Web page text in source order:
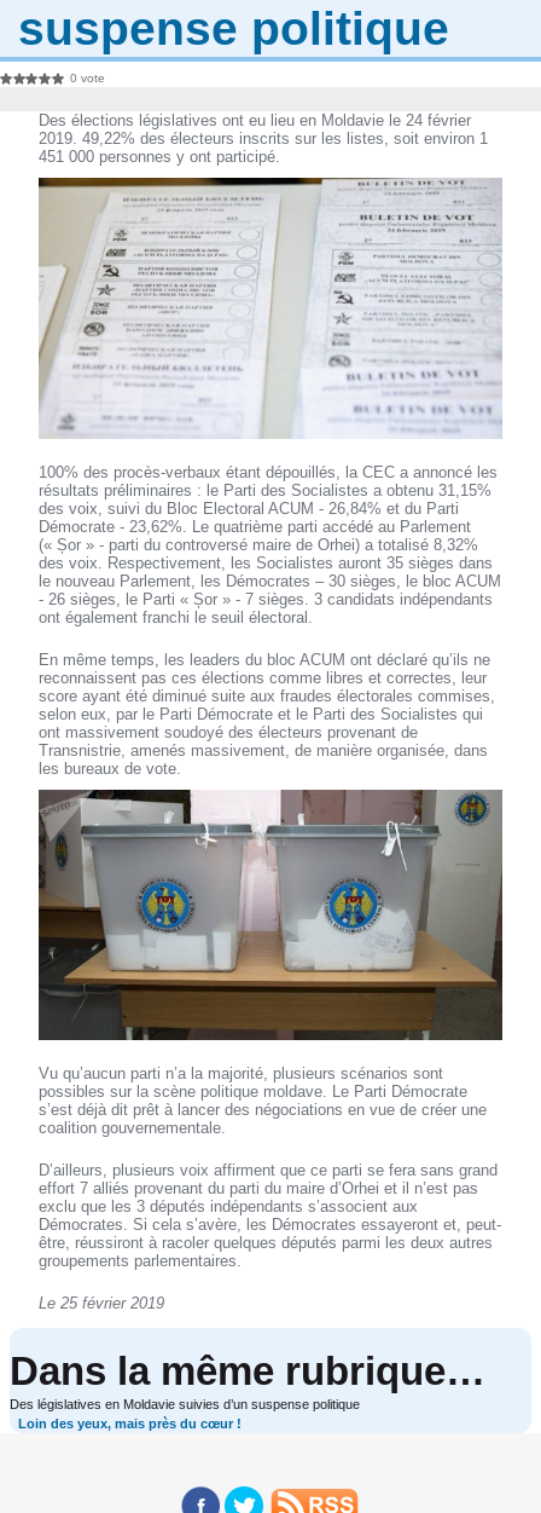
suspense politique
0 vote
Des élections législatives ont eu lieu en Moldavie le 24 février
2019. 49,22% des électeurs inscrits sur les listes, soit environ 1
451 000 personnes y ont participé.
100% des procès-verbaux étant dépouillés, la CEC a annoncé les
résultats préliminaires : le Parti des Socialistes a obtenu 31,15%
des voix, suivi du Bloc Electoral ACUM - 26,84% et du Parti
Démocrate - 23,62%. Le quatrième parti accédé au Parlement
(« Șor » - parti du controversé maire de Orhei) a totalisé 8,32%
des voix. Respectivement, les Socialistes auront 35 sièges dans
le nouveau Parlement, les Démocrates – 30 sièges, le bloc ACUM
- 26 sièges, le Parti « Șor » - 7 sièges. 3 candidats indépendants
ont également franchi le seuil électoral.
En même temps, les leaders du bloc ACUM ont déclaré qu’ils ne
reconnaissent pas ces élections comme libres et correctes, leur
score ayant été diminué suite aux fraudes électorales commises,
selon eux, par le Parti Démocrate et le Parti des Socialistes qui
ont massivement soudoyé des électeurs provenant de
Transnistrie, amenés massivement, de manière organisée, dans
les bureaux de vote.
Vu qu’aucun parti n’a la majorité, plusieurs scénarios sont
possibles sur la scène politique moldave. Le Parti Démocrate
s’est déjà dit prêt à lancer des négociations en vue de créer une
coalition gouvernementale.
D’ailleurs, plusieurs voix affirment que ce parti se fera sans grand
effort 7 alliés provenant du parti du maire d’Orhei et il n’est pas
exclu que les 3 députés indépendants s’associent aux
Démocrates. Si cela s’avère, les Démocrates essayeront et, peut-
être, réussiront à racoler quelques députés parmi les deux autres
groupements parlementaires.
Le 25 février 2019
Dans la même rubrique…
Des législatives en Moldavie suivies d’un suspense politique
Loin des yeux, mais près du cœur !